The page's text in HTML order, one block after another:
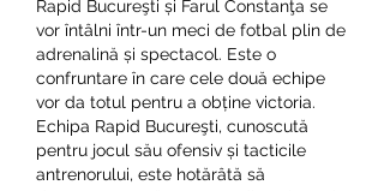
Rapid Bucureşti și Farul Constanţa se
vor întâlni într-un meci de fotbal plin de
adrenalină și spectacol. Este o
confruntare în care cele două echipe
vor da totul pentru a obține victoria.
Echipa Rapid Bucureşti, cunoscută
pentru jocul său ofensiv și tacticile
antrenorului, este hotărâtă să